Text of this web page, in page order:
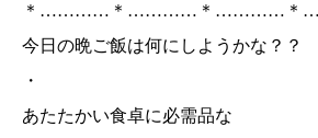
＊…………＊…………＊…………＊
今日の晩ご飯は何にしようかな？？
・
あたたかい食卓に必需品な